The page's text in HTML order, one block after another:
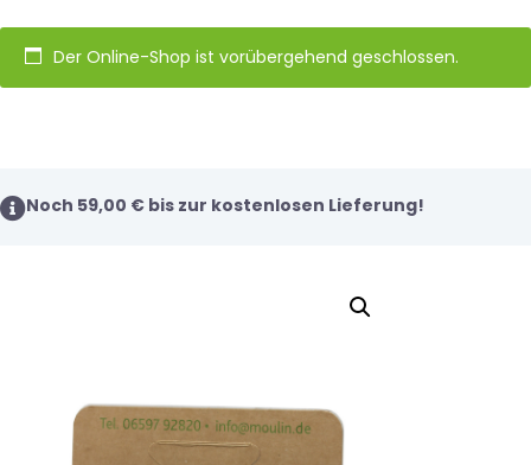
Der Online-Shop ist vorübergehend geschlossen.
Noch 59,00 € bis zur kostenlosen Lieferung!